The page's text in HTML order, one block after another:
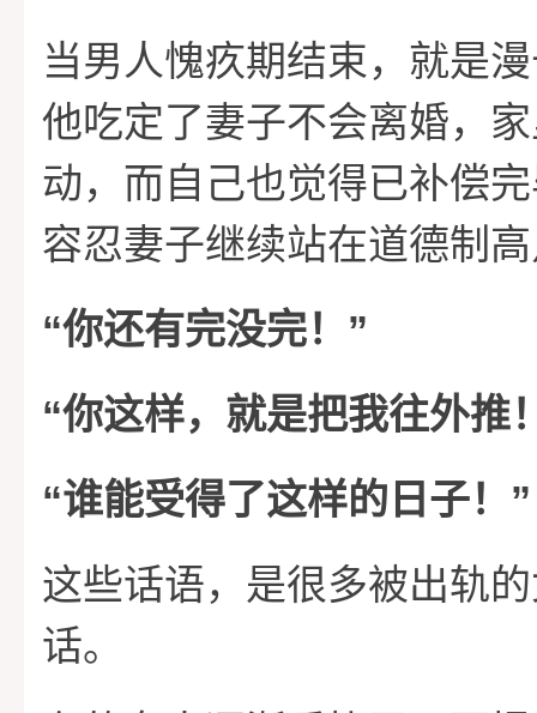
当男人愧疚期结束，就是
他吃定了妻子不会离婚，
动，而自己也觉得已补偿
容忍妻子继续站在道德制
“你还有完没完！ ”
“你这样，就是把我往外推
“谁能受得了这样的日子！ ”
这些话语，是很多被出轨
话。